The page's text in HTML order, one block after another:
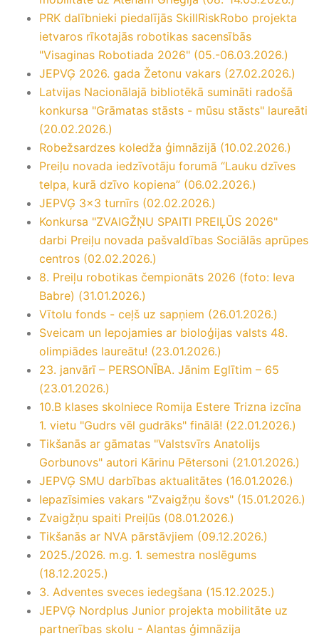
PRK dalībnieki piedalījās SkillRiskRobo projekta
ietvaros rīkotajās robotikas sacensībās
"Visaginas Robotiada 2026" (05.-06.03.2026.)
JEPVĢ 2026. gada Žetonu vakars (27.02.2026.)
Latvijas Nacionālajā bibliotēkā sumināti radošā
konkursa "Grāmatas stāsts - mūsu stāsts" laureāti
(20.02.2026.)
Robežsardzes koledža ģimnāzijā (10.02.2026.)
Preiļu novada iedzīvotāju forumā “Lauku dzīves
telpa, kurā dzīvo kopiena” (06.02.2026.)
JEPVĢ 3×3 turnīrs (02.02.2026.)
Konkursa "ZVAIGŽŅU SPAITI PREIĻŪS 2026"
darbi Preiļu novada pašvaldības Sociālās aprūpes
centros (02.02.2026.)
8. Preiļu robotikas čempionāts 2026 (foto: Ieva
Babre) (31.01.2026.)
Vītolu fonds - ceļš uz sapņiem (26.01.2026.)
Sveicam un lepojamies ar bioloģijas valsts 48.
olimpiādes laureātu! (23.01.2026.)
23. janvārī – PERSONĪBA. Jānim Eglītim – 65
(23.01.2026.)
10.B klases skolniece Romija Estere Trizna izcīna
1. vietu "Gudrs vēl gudrāks" finālā! (22.01.2026.)
Tikšanās ar gāmatas "Valstsvīrs Anatolijs
Gorbunovs" autori Kārinu Pētersoni (21.01.2026.)
JEPVĢ SMU darbības aktualitātes (16.01.2026.)
Iepazīsimies vakars "Zvaigžņu šovs" (15.01.2026.)
Zvaigžņu spaiti Preiļūs (08.01.2026.)
Tikšanās ar NVA pārstāvjiem (09.12.2026.)
2025./2026. m.g. 1. semestra noslēgums
(18.12.2025.)
3. Adventes sveces iedegšana (15.12.2025.)
JEPVĢ Nordplus Junior projekta mobilitāte uz
partnerības skolu - Alantas ģimnāzija